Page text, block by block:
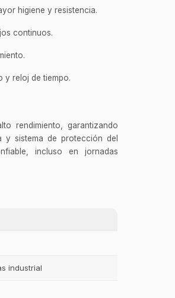
higiene y resistencia.
continuos.
y reloj de tiempo.
rendimiento, garantizando
y sistema de protección del
incluso en jornadas
industrial